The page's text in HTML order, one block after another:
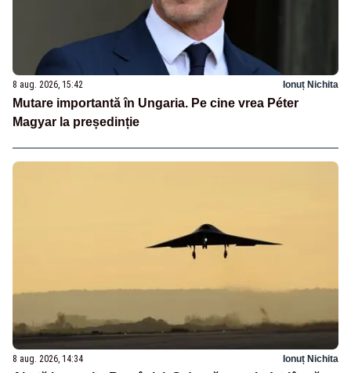
8 aug. 2026, 15:42 Ionuț Nichita
Mutare importantă în Ungaria. Pe cine vrea Péter
Magyar la președinție
8 aug. 2026, 14:34 Ionuț Nichita